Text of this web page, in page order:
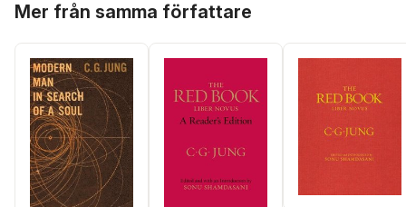
Mer från samma författare